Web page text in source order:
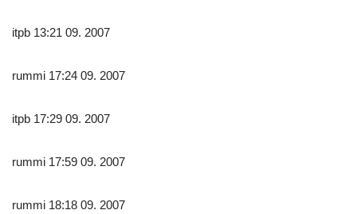
itpb 13:21 09. 2007
rummi 17:24 09. 2007
itpb 17:29 09. 2007
rummi 17:59 09. 2007
rummi 18:18 09. 2007